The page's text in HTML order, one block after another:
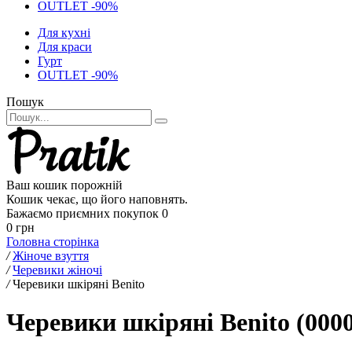
OUTLET -90%
Для кухні
Для краси
Гурт
OUTLET -90%
Пошук
Ваш кошик порожній
Кошик чекає, що його наповнять.
Бажаємо приємних покупок 0
0 грн
Головна сторінка
/ Жіноче взуття
/ Черевики жіночі
/ Черевики шкіряні Benito
Черевики шкіряні Benito